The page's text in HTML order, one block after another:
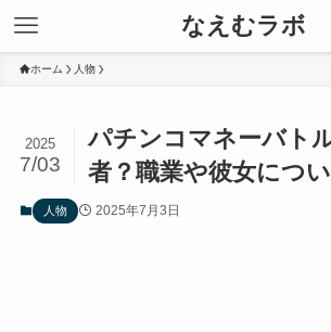
なえむラボ
ホーム 人物
パチンコマネーバト
者？職業や彼女につい
2025
7/03
人物 2025年7月3日